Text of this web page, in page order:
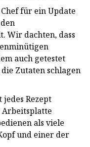
für ein Update
Wir dachten, dass
auch getestet
Zutaten schlagen
Rezept
Arbeitsplatte
als viele
und einer der